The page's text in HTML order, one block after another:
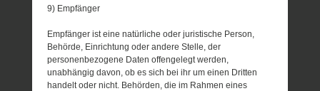
9) Empfänger
Empfänger ist eine natürliche oder juristische Person,
Behörde, Einrichtung oder andere Stelle, der
personenbezogene Daten offengelegt werden,
unabhängig davon, ob es sich bei ihr um einen Dritten
handelt oder nicht. Behörden, die im Rahmen eines